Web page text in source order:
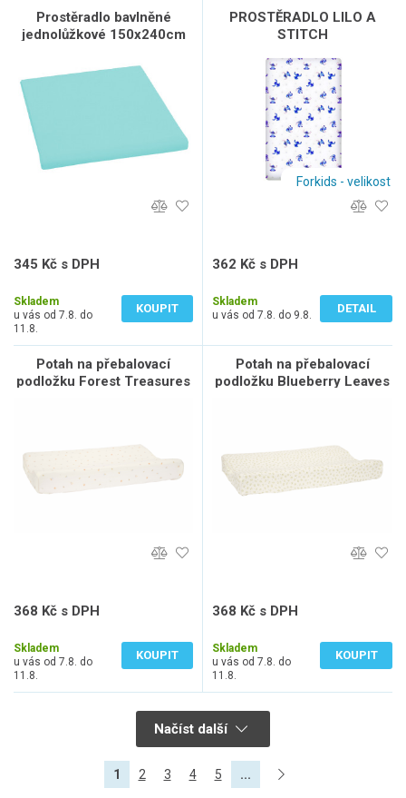
Prostěradlo bavlněné
jednolůžkové 150x240cm
345 Kč s DPH
Skladem
u vás od 7.8. do
11.8.
KOUPIT
PROSTĚRADLO LILO A
STITCH
Forkids - velikost
362 Kč s DPH
Skladem
u vás od 7.8. do 9.8.
DETAIL
Potah na přebalovací
podložku Forest Treasures
368 Kč s DPH
Skladem
u vás od 7.8. do
11.8.
KOUPIT
Potah na přebalovací
podložku Blueberry Leaves
368 Kč s DPH
Skladem
u vás od 7.8. do
11.8.
KOUPIT
Načíst další
1 2 3 4 5 ...